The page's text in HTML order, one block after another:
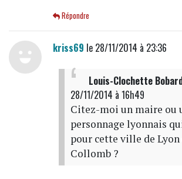
Répondre
kriss69 le 28/11/2014 à 23:36
Louis-Clochette
28/11/2014 à 16h49
Citez-moi un maire ou
personnage lyonnais
pour cette ville de Lyon
Collomb ?